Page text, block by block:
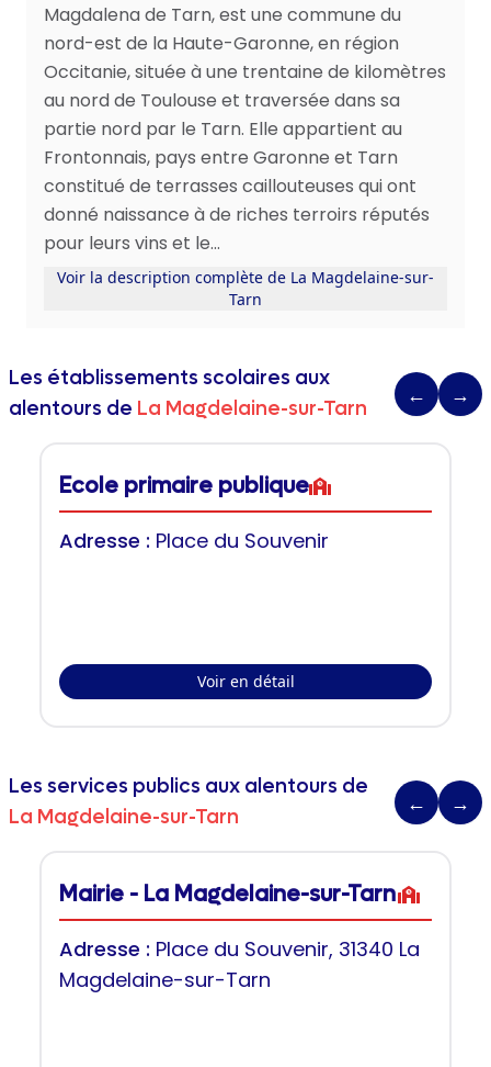
Magdalena de Tarn, est une commune du
nord-est de la Haute-Garonne, en région
Occitanie, située à une trentaine de kilomètres
au nord de Toulouse et traversée dans sa
partie nord par le Tarn. Elle appartient au
Frontonnais, pays entre Garonne et Tarn
constitué de terrasses caillouteuses qui ont
donné naissance à de riches terroirs réputés
pour leurs vins et le...
Voir la description complète de La Magdelaine-sur-
Tarn
Les établissements scolaires aux
alentours de La Magdelaine-sur-Tarn
← →
Ecole primaire publique
Adresse : Place du Souvenir
Voir en détail
Les services publics aux alentours de
La Magdelaine-sur-Tarn
← →
Mairie - La Magdelaine-sur-Tarn
Adresse : Place du Souvenir, 31340 La
Magdelaine-sur-Tarn